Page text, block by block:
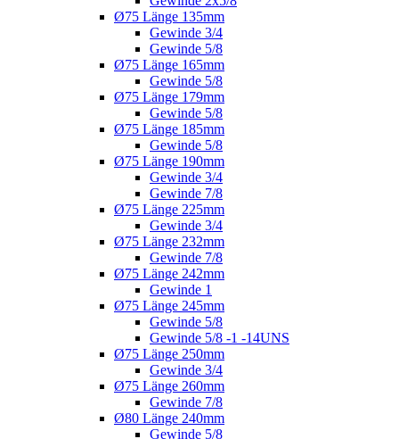
Ø75 Länge 135mm
Gewinde 3/4
Gewinde 5/8
Ø75 Länge 165mm
Gewinde 5/8
Ø75 Länge 179mm
Gewinde 5/8
Ø75 Länge 185mm
Gewinde 5/8
Ø75 Länge 190mm
Gewinde 3/4
Gewinde 7/8
Ø75 Länge 225mm
Gewinde 3/4
Ø75 Länge 232mm
Gewinde 7/8
Ø75 Länge 242mm
Gewinde 1
Ø75 Länge 245mm
Gewinde 5/8
Gewinde 5/8 -1 -14UNS
Ø75 Länge 250mm
Gewinde 3/4
Ø75 Länge 260mm
Gewinde 7/8
Ø80 Länge 240mm
Gewinde 5/8